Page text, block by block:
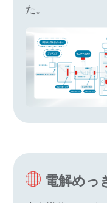
た。
電解めっ